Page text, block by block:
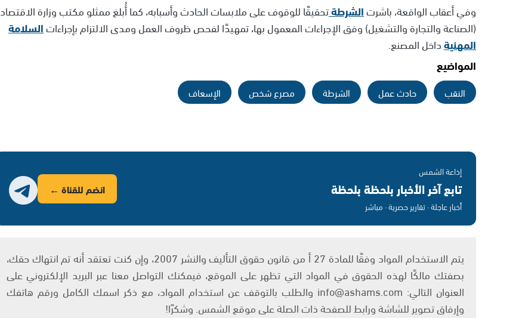
وفي أعقاب الواقعة، باشرتالشرطةتحقيقًا للوقوف على ملابسات الحادث وأسبابه، كما أُبلغ ممثلو مكتب وزارة الاقتصاد
(الصناعة والتجارة والتشغيل) وفق الإجراءات المعمول بها، تمهيدًا لفحص ظروف العمل ومدى الالتزام بإجراءاتالسلامة
المهنيةداخل المصنع.
المواضيع
النقب حادث عمل الشرطة مصرع شخص الإسعاف
إذاعة الشمس
تابع آخر الأخبار بلحظة بلحظة
أخبار عاجلة · تقارير حصرية · مباشر
انضم للقناة ←
يتم الاستخدام المواد وفقًا للمادة 27 أ من قانون حقوق التأليف والنشر 2007، وإن كنت تعتقد أنه تم انتهاك حقك،
بصفتك مالكًا لهذه الحقوق في المواد التي تظهر على الموقع، فيمكنك التواصل معنا عبر البريد الإلكتروني على
العنوان التالي: info@ashams.com والطلب بالتوقف عن استخدام المواد، مع ذكر اسمك الكامل ورقم هاتفك
وإرفاق تصوير للشاشة ورابط للصفحة ذات الصلة على موقع الشمس. وشكرًا!